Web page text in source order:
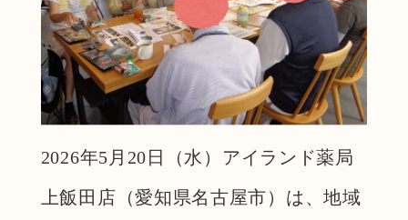
2026年5月20日（水）アイランド薬局
上飯田店（愛知県名古屋市）は、地域